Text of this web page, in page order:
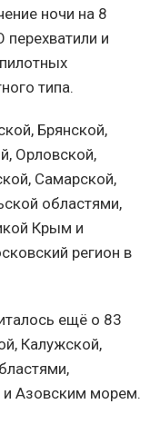
ночи на 8
и
типа.
Брянской,
Орловской,
Самарской,
областями,
Крым и
регион в
ещё о 83
Калужской,
Азовским морем.